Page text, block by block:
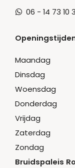
06 - 14 73 10
Maandag
Dinsdag
Woensdag
Donderdag
Vrijdag
Zaterdag
Zondag
Bruidspaleis